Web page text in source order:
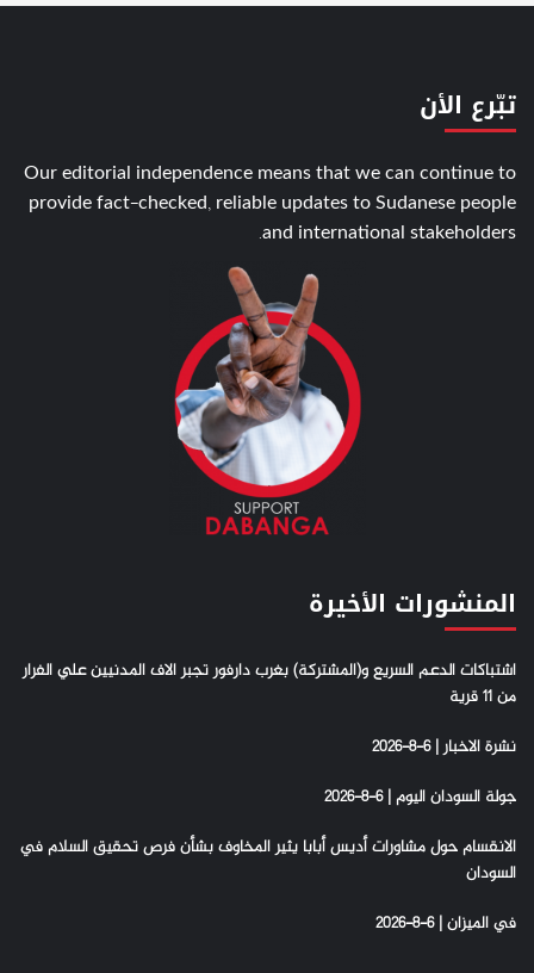
تبّرع الأن
Our editorial independence means that we can continue to
provide fact-checked, reliable updates to Sudanese people
and international stakeholders.
المنشورات الأخيرة
اشتباكات الدعم السريع و(المشتركة) بغرب دارفور تجبر الاف المدنيين علي الفرار
من 11 قرية
نشرة الاخبار | 6-8-2026
جولة السودان اليوم | 6-8-2026
الانقسام حول مشاورات أديس أبابا يثير المخاوف بشأن فرص تحقيق السلام في
السودان
في الميزان | 6-8-2026